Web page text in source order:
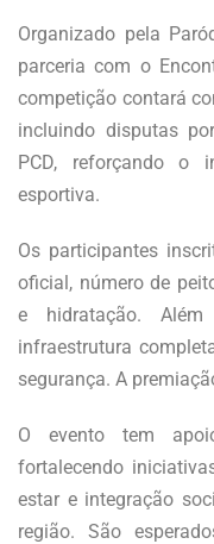
Organizado pela
parceria com o
competição contará
incluindo disputas
PCD, reforçando o
esportiva.
Os participantes
oficial, número de
e hidratação.
infraestrutura
segurança. A
O evento tem
fortalecendo
estar e integração
região. São